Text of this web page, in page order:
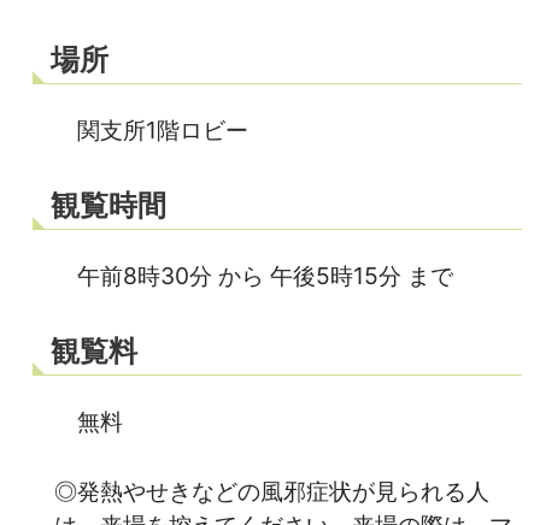
場所
関支所1階ロビー
観覧時間
午前8時30分 から 午後5時15分 まで
観覧料
無料
◎発熱やせきなどの風邪症状が見られる人